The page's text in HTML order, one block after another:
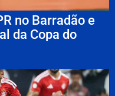
no Barradão e
da Copa do